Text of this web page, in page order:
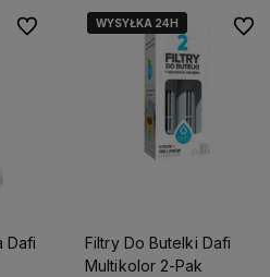
Dafi
Do ulubionychWYSYŁKA 24H
WYSYŁKA 24H
Filtry Do Butelki Dafi
Multikolor 2-Pak
Do